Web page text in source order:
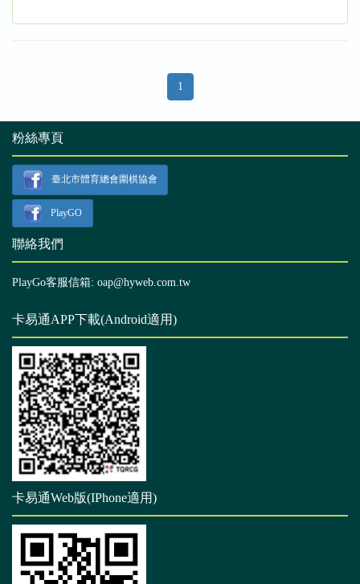
1
粉絲專頁
臺北市體育總會圍棋協會
PlayGO
聯絡我們
PlayGo客服信箱: oap@hyweb.com.tw
卡易通APP下載(Android適用)
卡易通Web版(IPhone適用)